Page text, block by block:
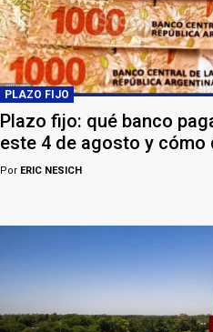
PLAZO FIJO
Plazo fijo: qué banco
este 4 de agosto y cómo
Por ERIC NESICH